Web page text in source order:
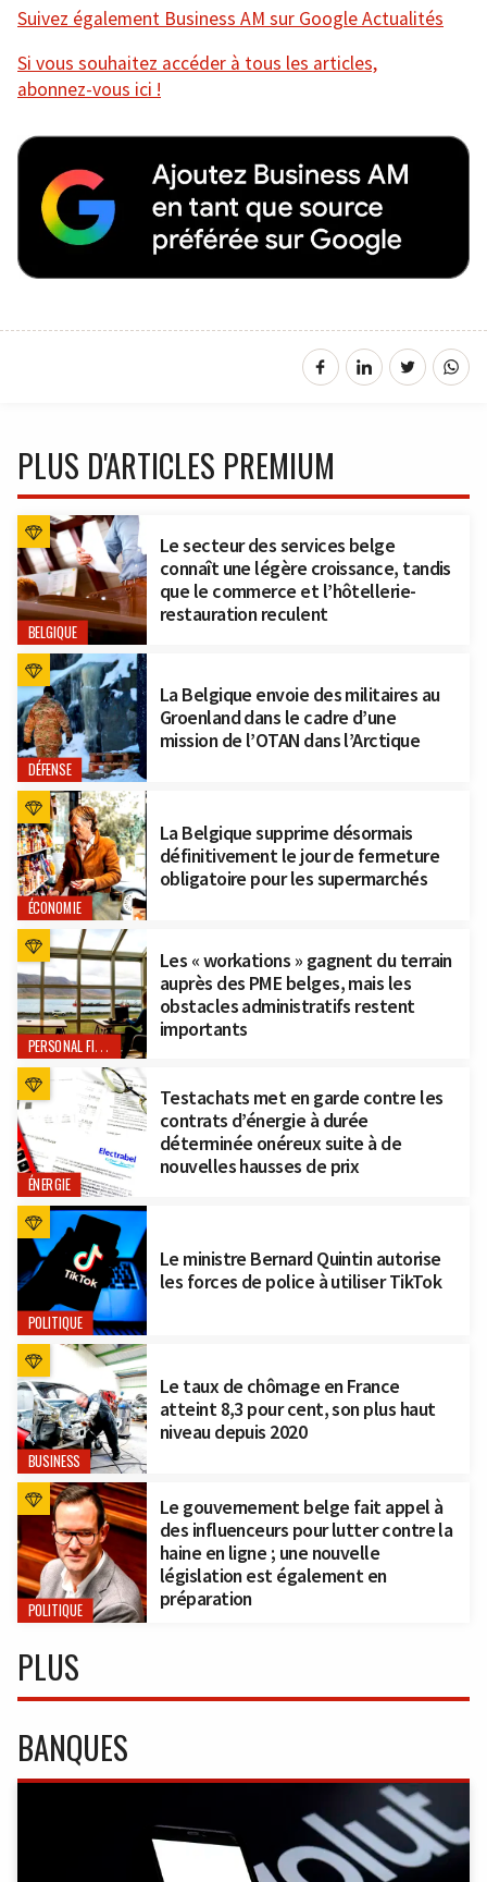
Suivez également Business AM sur Google Actualités
Si vous souhaitez accéder à tous les articles,
abonnez-vous ici !
PLUS D'ARTICLES PREMIUM
BELGIQUE
Le secteur des services belge
connaît une légère croissance, tandis
que le commerce et l’hôtellerie-
restauration reculent
DÉFENSE
La Belgique envoie des militaires au
Groenland dans le cadre d’une
mission de l’OTAN dans l’Arctique
ÉCONOMIE
La Belgique supprime désormais
définitivement le jour de fermeture
obligatoire pour les supermarchés
PERSONAL FINANCE
Les « workations » gagnent du terrain
auprès des PME belges, mais les
obstacles administratifs restent
importants
ÉNERGIE
Testachats met en garde contre les
contrats d’énergie à durée
déterminée onéreux suite à de
nouvelles hausses de prix
POLITIQUE
Le ministre Bernard Quintin autorise
les forces de police à utiliser TikTok
BUSINESS
Le taux de chômage en France
atteint 8,3 pour cent, son plus haut
niveau depuis 2020
POLITIQUE
Le gouvernement belge fait appel à
des influenceurs pour lutter contre la
haine en ligne ; une nouvelle
législation est également en
préparation
PLUS
BANQUES